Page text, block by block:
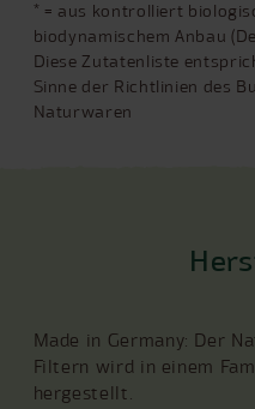
* = aus kontrolliert
biodynamischem Anbau
Diese Zutatenliste
Sinne der Richtlinien des
Naturwaren
Made in Germany: Der
Filtern wird in einem
hergestellt.